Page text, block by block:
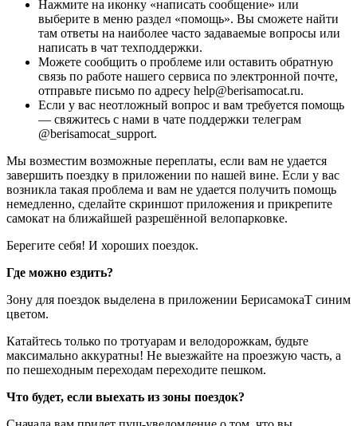
Нажмите на иконку «написать сообщение» или
выберите в меню раздел «помощь». Вы сможете найти
там ответы на наиболее часто задаваемые вопросы или
написать в чат техподдержки.
Можете сообщить о проблеме или оставить обратную
связь по работе нашего сервиса по электронной почте,
отправьте письмо по адресу help@berisamocat.ru.
Если у вас неотложный вопрос и вам требуется помощь
— свяжитесь с нами в чате поддержки телеграм
@berisamocat_support.
Мы возместим возможные переплаты, если вам не удается
завершить поездку в приложении по нашей вине. Если у вас
возникла такая проблема и вам не удается получить помощь
немедленно, сделайте скриншот приложения и прикрепите
самокат на ближайшей разрешённой велопарковке.
Берегите себя! И хороших поездок.
Где можно ездить?
Зону для поездок выделена в приложении БерисамокаТ синим
цветом.
Катайтесь только по тротуарам и велодорожкам, будьте
максимально аккуратны! Не выезжайте на проезжую часть, а
по пешеходным переходам переходите пешком.
Что будет, если выехать из зоны поездок?